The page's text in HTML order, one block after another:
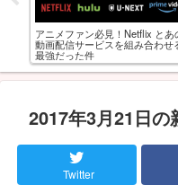
アニメファン必見！Netflix とあ
動画配信サービスを組み合わせ
最強だった件
2017年3月21日の
Twitter